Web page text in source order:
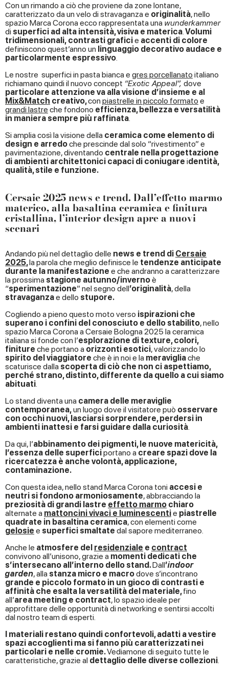
Con un rimando a ciò che proviene da zone lontane,
caratterizzato da un velo di stravaganza e originalità, nello
spazio Marca Corona ecco rappresentata una wunderkammer
di superfici ad alta intensità, visiva e materica.Volumi
tridimensionali, contrasti graficie accenti di colore
definiscono quest’anno un linguaggio decorativo audace e
particolarmente espressivo.
Le nostre superfici in pasta bianca e gres porcellanato italiano
richiamano quindi il nuovo concept “Exotic Appeal”, dove
particolare attenzione va alla visione d’insieme e al
Mix&Match creativo,con piastrelle in piccolo formato e
grandi lastre che fondono efficienza, bellezza e versatilità
in maniera sempre più raffinata.
Si amplia così la visione della ceramica come elemento di
design e arredoche prescinde dal solo “rivestimento” e
pavimentazione, diventando centrale nella progettazione
di ambienti architettonici capaci di coniugare identità,
qualità, stile e funzione.
Cersaie 2025 news e trend. Dall’effetto marmo
materico, alla basaltina ceramica e finitura
cristallina, l’interior design apre a nuovi
scenari
Andando più nel dettaglio delle news e trend di Cersaie
2025,la parola che meglio definisce le tendenze anticipate
durante la manifestazione e che andranno a caratterizzare
la prossima stagione autunno/invernoè
“sperimentazione” nel segno dell’originalità, della
stravaganzae dello stupore.
Cogliendo a pieno questo moto verso ispirazioni che
superano i confini del conosciuto e dello stabilito, nello
spazio Marca Corona a Cersaie Bologna 2025 la ceramica
italiana si fonde con l’esplorazione di texture, colori,
finiture che portano a orizzonti esotici, valorizzando lo
spirito del viaggiatore che è in noi e la meravigliache
scaturisce dalla scoperta di ciò che non ci aspettiamo,
perché strano, distinto, differente da quello a cui siamo
abituati.
Lo stand diventa una camera delle meraviglie
contemporanea,un luogo dove il visitatore può osservare
con occhi nuovi, lasciarsi sorprendere, perdersi in
ambienti inattesi e farsi guidare dalla curiosità.
Da qui, l’abbinamento dei pigmenti, le nuove matericità,
l’essenza delle superficiportano a creare spazi dove la
ricercatezza è anche volontà, applicazione,
contaminazione.
Con questa idea, nello stand Marca Corona toni accesi e
neutri si fondono armoniosamente, abbracciando la
preziosità di grandi lastre effetto marmo chiaro
alternate a mattoncini vivaci e luminescentie piastrelle
quadrate in basaltina ceramica, con elementi come
gelosie e superfici smaltate dal sapore mediterraneo.
Anche le atmosfere del residenziale e contract
convivono all’unisono, grazie a momenti dedicati che
s’intersecano all’interno dello stand.Dall’indoor
garden, alla stanza micro e macrodove s’incontrano
grande e piccolo formato in un gioco di contrasti e
affinità che esalta la versatilità del materiale,fino
all’area meeting e contract, lo spazio ideale per
approfittare delle opportunità di networking e sentirsi accolti
dal nostro team di esperti.
I materiali restano quindi confortevoli, adatti a vestire
spazi accoglienti ma si fanno più caratterizzati nei
particolari e nelle cromie.Vediamone di seguito tutte le
caratteristiche, grazie al dettaglio delle diverse collezioni.